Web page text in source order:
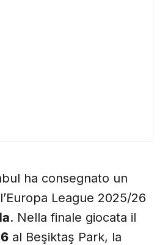
ha consegnato un
League 2025/26
. Nella finale giocata il
al Beşiktaş Park, la